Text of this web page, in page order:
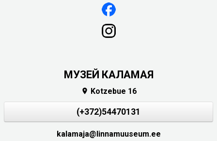
МУЗЕЙ КАЛАМАЯ
 Kotzebue 16
(+372)54470131
kalamaja@linnamuuseum.ee